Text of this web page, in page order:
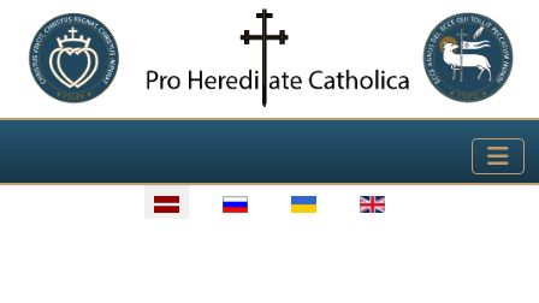
Izvēlieties valodu